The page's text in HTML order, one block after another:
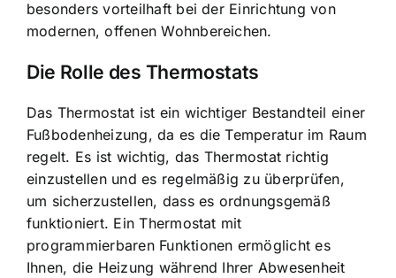
besonders vorteilhaft bei der Einrichtung von
modernen, offenen Wohnbereichen.
Die Rolle des Thermostats
Das Thermostat ist ein wichtiger Bestandteil einer
Fußbodenheizung, da es dieTemperatur im Raum
regelt. Es ist wichtig, das Thermostat richtig
einzustellen und es regelmäßig zu überprüfen,
um sicherzustellen, dass es ordnungsgemäß
funktioniert. Ein Thermostat mit
programmierbaren Funktionen ermöglicht es
Ihnen, die Heizung während Ihrer Abwesenheit